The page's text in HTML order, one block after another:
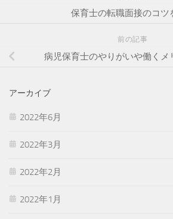
保育士の転職面接のコツ
前の記事
病児保育士のやりがいや働くメ
アーカイブ
2022年6月
2022年3月
2022年2月
2022年1月